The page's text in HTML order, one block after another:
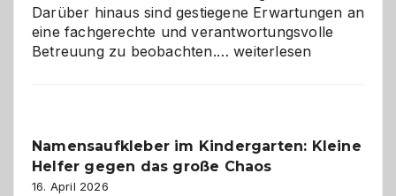
Darüber hinaus sind gestiegene Erwartungen an
eine fachgerechte und verantwortungsvolle
Betreuung zu beobachten.…Betreuung
ist
eine
weiterlesen
Namensaufkleber im Kindergarten: Kleine
Helfer gegen das große Chaos
16. April 2026